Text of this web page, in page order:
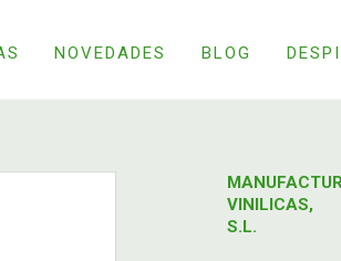
NOVEDADES BLOG
VINILICAS,
S.L.